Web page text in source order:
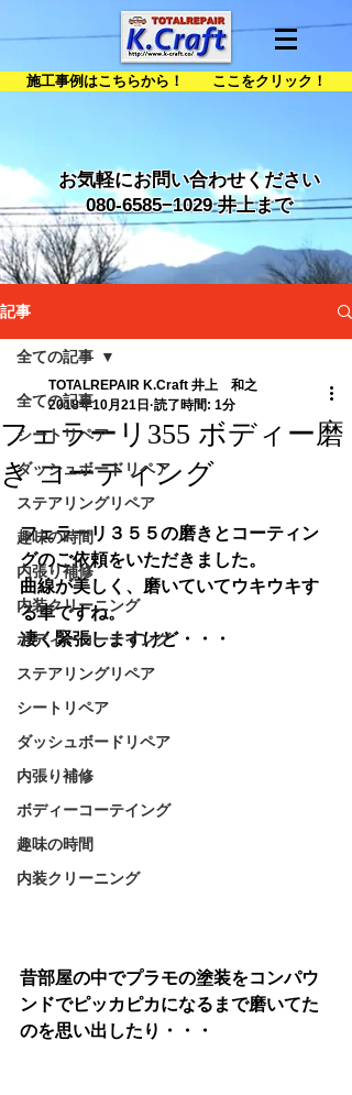
施工事例はこちらから！ ここをクリック！
お気軽にお問い合わせください
080-6585−1029 井上まで
記事
全ての記事
シートリペア
ダッシュボードリペア
ステアリングリペア
趣味の時間
内張り補修
内装クリーニング
ボディーコーテイング
ステアリングリペア
シートリペア
ダッシュボードリペア
内張り補修
ボディーコーテイング
趣味の時間
内装クリーニング
全ての記事
フェラーリ355 ボディー磨
き コーティング
TOTALREPAIR K.Craft 井上 和之
2018年10月21日 読了時間: 1分
フェラーリ３５５の磨きとコーティン
グのご依頼をいただきました。
曲線が美しく、磨いていてウキウキす
る車ですね。
凄く緊張しますけど・・・
昔部屋の中でプラモの塗装をコンパウ
ンドでピッカピカになるまで磨いてた
のを思い出したり・・・